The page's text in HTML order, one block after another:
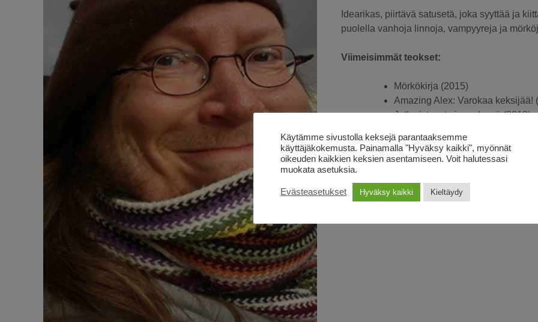
Idearikas, piirtävä satusetä, joka syyttää ja
puolella vanhoja linnoja, vampyyreja ja
Viimeisimmät teokset:
Mörkökirja (2015)
Amazing Alex: Varokaa keksijää!
Jotka istuvat pimeydessä (2013)
Jakke ja mustat arkut (2013)
Julkaistut teokset Iltasatu-
Käytämme sivustolla keksejä parantaaksemme
käyttäjäkokemusta. Painamalla "Hyväksy kaikki", myönnät
oikeuden kaikkien keksien asentamiseen. Voit halutessasi
muokata asetuksia.
Evästeasetukset Hyväksy kaikki Kieltäydy